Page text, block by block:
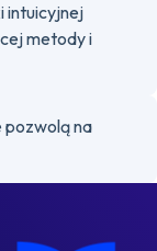
intuicyjnej
metody i
pozwolą na